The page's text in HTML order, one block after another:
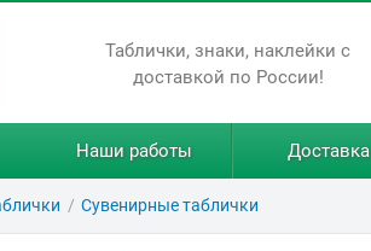
Таблички, знаки, наклейки с
доставкой по России!
Наши работы Доставка
Сувенирные таблички